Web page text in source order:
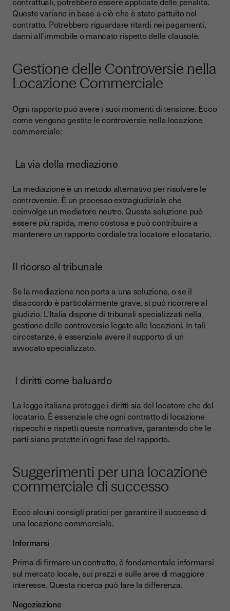
Queste variano in base a ciò che è stato pattuito nel
contratto. Potrebbero riguardare ritardi nei pagamenti,
danni all'immobile o mancato rispetto delle clausole.
Gestione delle Controversie nella
Locazione Commerciale
Ogni rapporto può avere i suoi momenti di tensione. Ecco
come vengono gestite le controversie nella locazione
commerciale:
La via della mediazione
La mediazione è un metodo alternativo per risolvere le
controversie. È un processo extragiudiziale che
coinvolge un mediatore neutro. Questa soluzione può
essere più rapida, meno costosa e può contribuire a
mantenere un rapporto cordiale tra locatore e locatario.
Il ricorso al tribunale
Se la mediazione non porta a una soluzione, o se il
disaccordo è particolarmente grave, si può ricorrere al
giudizio. L'Italia dispone di tribunali specializzati nella
gestione delle controversie legate alle locazioni. In tali
circostanze, è essenziale avere il supporto di un
avvocato specializzato.
I diritti come baluardo
La legge italiana protegge i diritti sia del locatore che del
locatario. È essenziale che ogni contratto di locazione
rispecchi e rispetti queste normative, garantendo che le
parti siano protette in ogni fase del rapporto.
Suggerimenti per una locazione
commerciale di successo
Ecco alcuni consigli pratici per garantire il successo di
una locazione commerciale.
Informarsi
Prima di firmare un contratto, è fondamentale informarsi
sul mercato locale, sui prezzi e sulle aree di maggiore
interesse. Questa ricerca può fare la differenza.
Negoziazione